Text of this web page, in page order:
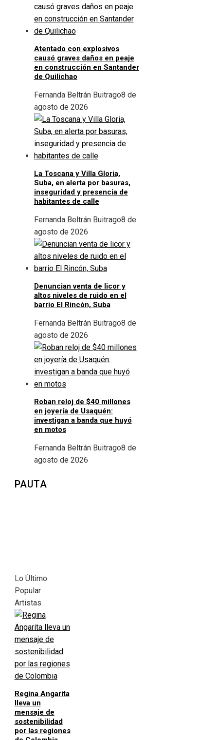
Atentado con explosivos
causó graves daños en peaje
en construcción en Santander
de Quilichao
Fernanda Beltrán Buitrago8 de
agosto de 2026
La Toscana y Villa Gloria,
Suba, en alerta por basuras,
inseguridad y presencia de
habitantes de calle
Fernanda Beltrán Buitrago8 de
agosto de 2026
Denuncian venta de licor y
altos niveles de ruido en el
barrio El Rincón, Suba
Fernanda Beltrán Buitrago8 de
agosto de 2026
Roban reloj de $40 millones
en joyería de Usaquén:
investigan a banda que huyó
en motos
Fernanda Beltrán Buitrago8 de
agosto de 2026
PAUTA
Lo Último
Popular
Artistas
Regina Angarita
lleva un
mensaje de
sostenibilidad
por las regiones